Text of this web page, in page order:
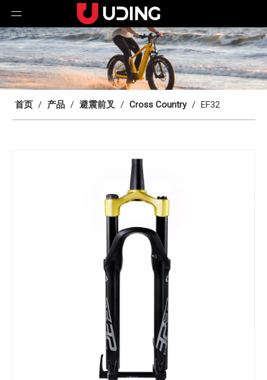
首页 / 产品 / 避震前叉 / Cross Country / EF32